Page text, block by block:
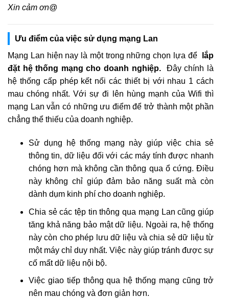
Xin cảm ơn@
Ưu điểm của việc sử dụng mạng Lan
Mạng Lan hiện nay là một trong những chọn lựa để
lắp
đặt hệ thống mạng cho doanh nghiệp. Đây chính là
hệ thống cấp phép kết nối các thiết bị với nhau 1 cách
mau chóng nhất. Với sự đi lên hùng mạnh của Wifi thì
mạng Lan vẫn có những ưu điểm để trở thành một phần
chẳng thể thiếu của doanh nghiệp.
Sử dụng hệ thống mạng này giúp việc chia sẻ
thông tin, dữ liệu đối với các máy tính được nhanh
chóng hơn mà không cần thông qua ổ cứng. Điều
này không chỉ giúp đảm bảo năng suất mà còn
dành dụm kinh phí cho doanh nghiệp.
Chia sẻ các tệp tin thông qua mạng Lan cũng giúp
tăng khả năng bảo mật dữ liệu. Ngoài ra, hệ thống
này còn cho phép lưu dữ liệu và chia sẻ dữ liệu từ
một máy chỉ duy nhất. Việc này giúp tránh được sự
cố mất dữ liệu nội bộ.
Việc giao tiếp thông qua hệ thống mạng cũng trở
nên mau chóng và đơn giản hơn.